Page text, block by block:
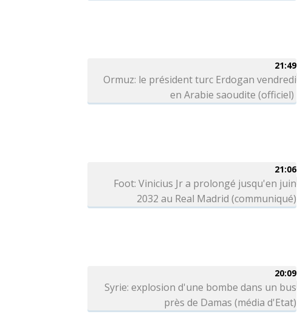
21:49
Ormuz: le président turc Erdogan vendredi
en Arabie saoudite (officiel)
21:06
Foot: Vinicius Jr a prolongé jusqu'en juin
2032 au Real Madrid (communiqué)
20:09
Syrie: explosion d'une bombe dans un bus
près de Damas (média d'Etat)